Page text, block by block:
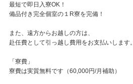
最短で即日入寮OK！
備品付き完全個室の１R寮を完備！
また、遠方からお越しの方は、
赴任費として引っ越し費用をお支払いします。
「寮費」
寮費は実質無料です（60,000円/月補助）